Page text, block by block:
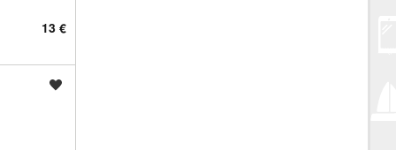
13 €